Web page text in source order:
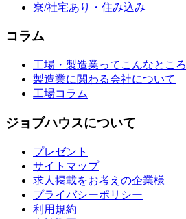
寮/社宅あり・住み込み
コラム
工場・製造業ってこんなところ
製造業に関わる会社について
工場コラム
ジョブハウスについて
プレゼント
サイトマップ
求人掲載をお考えの企業様
プライバシーポリシー
利用規約